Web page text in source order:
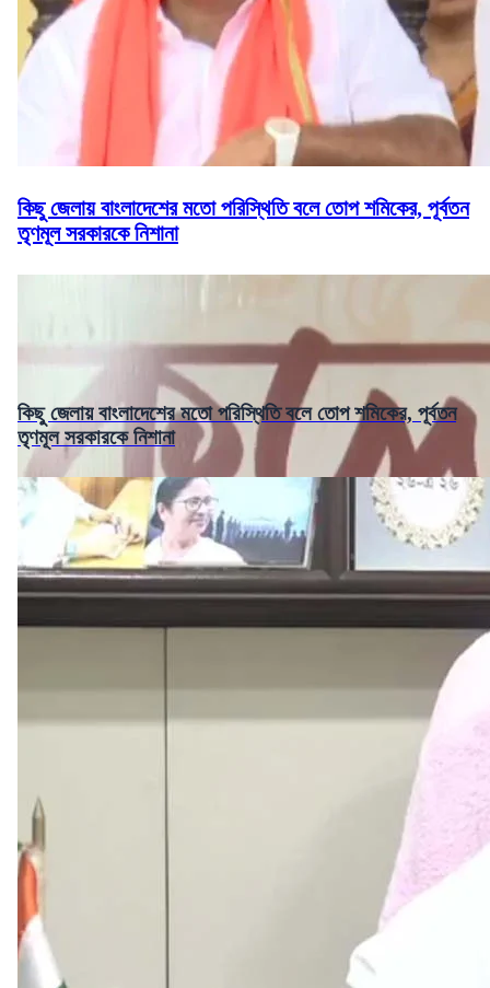
কিছু জেলায় বাংলাদেশের মতো পরিস্থিতি বলে তোপ শমিকের, পূর্বতন
তৃণমূল সরকারকে নিশানা
কিছু জেলায় বাংলাদেশের মতো পরিস্থিতি বলে তোপ শমিকের, পূর্বতন
তৃণমূল সরকারকে নিশানা